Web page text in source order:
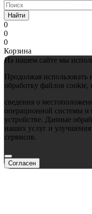
Найти
0
0
0
Корзина
На нашем сайте мы
Продолжая использовать
обработку файлов
сведения о
операционной системы и
устройстве. Данные
наших услуг и улучшения
сервисов.
Согласен